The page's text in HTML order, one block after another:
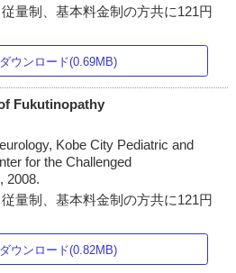
量制、基本料金制の方共に121円
ウンロード(0.69MB)
Fukutinopathy
Kobe City Pediatric and
for the Challenged
2008.
量制、基本料金制の方共に121円
ウンロード(0.82MB)